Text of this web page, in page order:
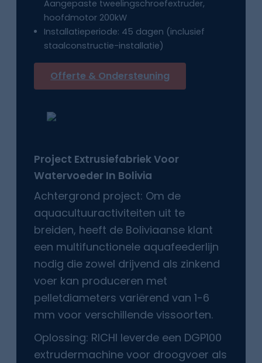
Aangepaste tweelingschroefextruder,
hoofdmotor 200kW
Installatieperiode: 45 dagen (inclusief
staalconstructie-installatie)
Offerte & Ondersteuning
Project Extrusiefabriek Voor
Watervoeder In Bolivia
Achtergrond project: Om de
aquacultuuractiviteiten uit te
breiden, heeft de Boliviaanse klant
een multifunctionele aquafeederlijn
nodig die zowel drijvend als zinkend
voer kan produceren met
pelletdiameters variërend van 1-6
mm voor verschillende vissoorten.
Oplossing: RICHI leverde een DGP100
extrudermachine voor droogvoer als